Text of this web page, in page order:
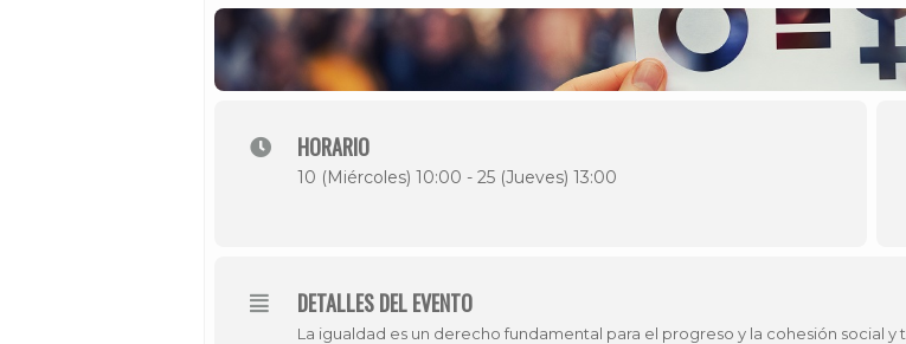
HORARIO
10 (Miércoles) 10:00 - 25 (Jueves) 13:00
DETALLES DEL EVENTO
La igualdad es un derecho fundamental para el progreso y la cohesión social